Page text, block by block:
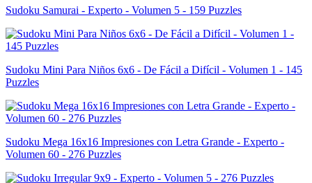
Sudoku Samurai - Experto - Volumen 5 - 159 Puzzles
Sudoku Mini Para Niños 6x6 - De Fácil a Difícil - Volumen 1 - 145
Puzzles
Sudoku Mega 16x16 Impresiones con Letra Grande - Experto -
Volumen 60 - 276 Puzzles